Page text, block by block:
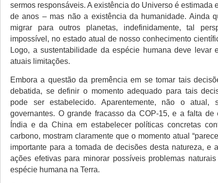
sermos responsáveis. A existência do Universo é estimada
de anos – mas não a existência da humanidade. Ainda
migrar para outros planetas, indefinidamente, tal
impossível, no estado atual de nosso conhecimento
Logo, a sustentabilidade da espécie humana deve levar
atuais limitações.
Embora a questão da premência em se tomar tais
debatida, se definir o momento adequado para tais
pode ser estabelecido. Aparentemente, não o atual,
governantes. O grande fracasso da COP-15, e a falta de
Índia e da China em estabelecer políticas concretas
carbono, mostram claramente que o momento atual
importante para a tomada de decisões desta natureza, e
ações efetivas para minorar possíveis problemas
espécie humana na Terra.